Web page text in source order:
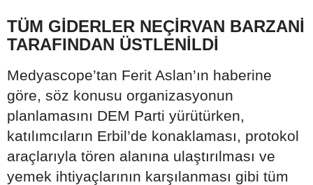
TÜM GİDERLER NEÇİRVAN BARZANİ
TARAFINDAN ÜSTLENİLDİ
Medyascope’tan Ferit Aslan’ın haberine
göre, söz konusu organizasyonun
planlamasını DEM Parti yürütürken,
katılımcıların Erbil’de konaklaması, protokol
araçlarıyla tören alanına ulaştırılması ve
yemek ihtiyaçlarının karşılanması gibi tüm